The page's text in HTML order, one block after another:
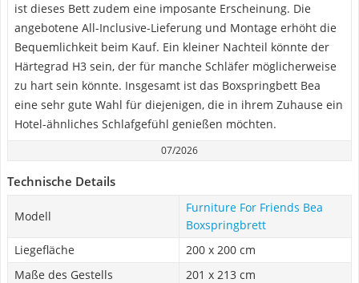
ist dieses Bett zudem eine imposante Erscheinung. Die
angebotene All-Inclusive-Lieferung und Montage erhöht die
Bequemlichkeit beim Kauf. Ein kleiner Nachteil könnte der
Härtegrad H3 sein, der für manche Schläfer möglicherweise
zu hart sein könnte. Insgesamt ist das Boxspringbett Bea
eine sehr gute Wahl für diejenigen, die in ihrem Zuhause ein
Hotel-ähnliches Schlafgefühl genießen möchten.
07/2026
Technische Details
Modell
Furniture For Friends Bea
Boxspringbrett
Liegefläche
200 x 200 cm
Maße des Gestells
201 x 213 cm